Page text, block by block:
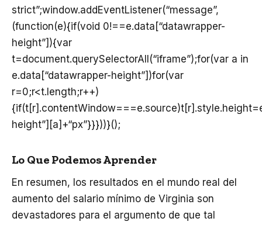
strict”;window.addEventListener(“message”,
(function(e){if(void 0!==e.data[“datawrapper-
height”]){var
t=document.querySelectorAll(“iframe”);for(var a in
e.data[“datawrapper-height”])for(var
r=0;r<t.length;r++)
height”][a]+“px”}}}))}();
Lo Que Podemos Aprender
En resumen, los resultados en el mundo real del
aumento del salario mínimo de Virginia son
devastadores para el argumento de que tal